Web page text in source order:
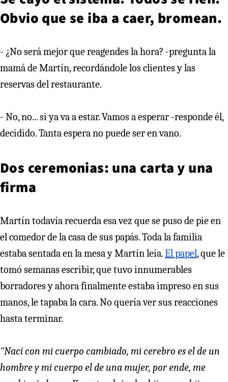
Obvio que se iba a caer, bromean.
- ¿No será mejor que reagendes la hora? -pregunta la
mamá de Martín, recordándole los clientes y las
reservas del restaurante.
- No, no... si ya va a estar. Vamos a esperar -responde él,
decidido. Tanta espera no puede ser en vano.
Dos ceremonias: una carta y una
firma
Martín todavía recuerda esa vez que se puso de pie en
el comedor de la casa de sus papás. Toda la familia
estaba sentada en la mesa y Martín leía.El papel, que le
tomó semanas escribir, que tuvo innumerables
borradores y ahora finalmente estaba impreso en sus
manos, le tapaba la cara. No quería ver sus reacciones
hasta terminar.
"Nací con mi cuerpo cambiado, mi cerebro es el de un
hombre y mi cuerpo el de una mujer, por ende, me